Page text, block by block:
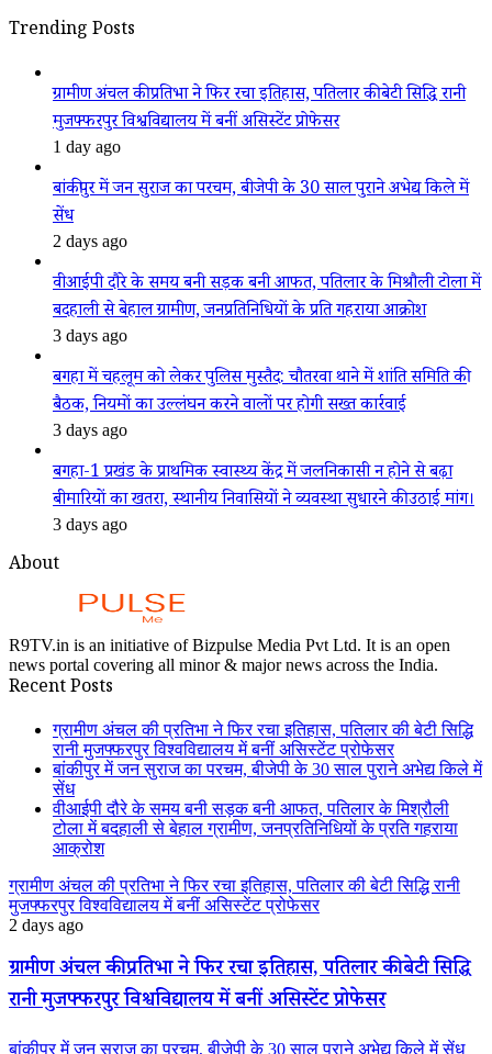
Trending Posts
ग्रामीण अंचल की प्रतिभा ने फिर रचा इतिहास, पतिलार की बेटी सिद्धि रानी
मुजफ्फरपुर विश्वविद्यालय में बनीं असिस्टेंट प्रोफेसर
1 day ago
बांकीपुर में जन सुराज का परचम, बीजेपी के 30 साल पुराने अभेद्य किले में
सेंध
2 days ago
वीआईपी दौरे के समय बनी सड़क बनी आफत, पतिलार के मिश्रौली टोला में
बदहाली से बेहाल ग्रामीण, जनप्रतिनिधियों के प्रति गहराया आक्रोश
3 days ago
बगहा में चहलूम को लेकर पुलिस मुस्तैद: चौतरवा थाने में शांति समिति की
बैठक, नियमों का उल्लंघन करने वालों पर होगी सख्त कार्रवाई
3 days ago
बगहा-1 प्रखंड के प्राथमिक स्वास्थ्य केंद्र में जलनिकासी न होने से बढ़ा
बीमारियों का खतरा, स्थानीय निवासियों ने व्यवस्था सुधारने की उठाई मांग।
3 days ago
About
R9TV.in is an initiative of Bizpulse Media Pvt Ltd. It is an open
news portal covering all minor & major news across the India.
Recent Posts
ग्रामीण अंचल की प्रतिभा ने फिर रचा इतिहास, पतिलार की बेटी सिद्धि
रानी मुजफ्फरपुर विश्वविद्यालय में बनीं असिस्टेंट प्रोफेसर
बांकीपुर में जन सुराज का परचम, बीजेपी के 30 साल पुराने अभेद्य किले में
सेंध
वीआईपी दौरे के समय बनी सड़क बनी आफत, पतिलार के मिश्रौली
टोला में बदहाली से बेहाल ग्रामीण, जनप्रतिनिधियों के प्रति गहराया
आक्रोश
ग्रामीण अंचल की प्रतिभा ने फिर रचा इतिहास, पतिलार की बेटी सिद्धि रानी
मुजफ्फरपुर विश्वविद्यालय में बनीं असिस्टेंट प्रोफेसर
2 days ago
ग्रामीण अंचल की प्रतिभा ने फिर रचा इतिहास, पतिलार की बेटी सिद्धि
रानी मुजफ्फरपुर विश्वविद्यालय में बनीं असिस्टेंट प्रोफेसर
बांकीपुर में जन सुराज का परचम, बीजेपी के 30 साल पुराने अभेद्य किले में सेंध